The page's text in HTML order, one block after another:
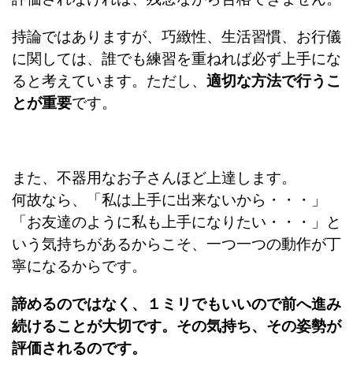
持論ではありますが、巧緻性、生活習慣、お行儀
に関しては、誰でも練習を重ねれば必ず上手にな
ると考えています。ただし、 適切な方法で行うこ
とが重要です。
また、不器用なお子さんほど上達します。
何故なら、「私は上手に出来ないから・・・」
「お友達のように私も上手になりたい・・・」と
いう気持ちがあるからこそ、一つ一つの動作が丁
寧になるからです。
諦めるのではなく、１ミリでもいいので前へ進み
続けることが大切です。その気持ち、その姿勢が
評価されるのです。